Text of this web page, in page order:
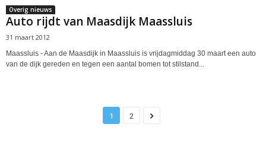
Overig nieuws
Auto rijdt van Maasdijk Maassluis
31 maart 2012
Maassluis - Aan de Maasdijk in Maassluis is vrijdagmiddag 30 maart een auto
van de dijk gereden en tegen een aantal bomen tot stilstand...
1 2